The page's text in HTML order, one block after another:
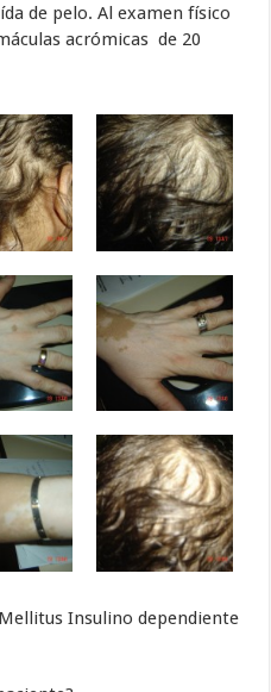
de pelo. Al examen físico
acrómicas de 20
Insulino dependiente